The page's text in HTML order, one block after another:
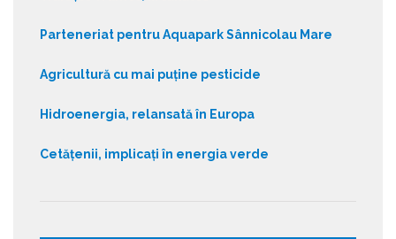
Parteneriat pentru Aquapark Sânnicolau Mare
Agricultură cu mai puține pesticide
Hidroenergia, relansată în Europa
Cetățenii, implicați în energia verde